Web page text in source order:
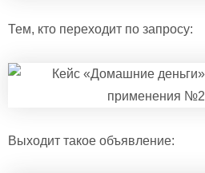
Тем, кто переходит по запросу:
Выходит такое объявление: